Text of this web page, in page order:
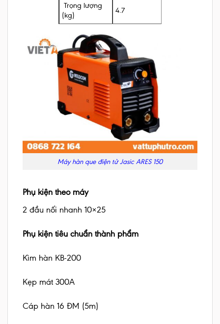
Trọng lượng
(kg)
4.7
Máy hàn que điện tử Jasic ARES 150
Phụ kiện theo máy
2 đầu nối nhanh 10×25
Phụ kiện tiêu chuẩn thành phẩm
Kìm hàn KB-200
Kẹp mát 300A
Cáp hàn 16 ĐM (5m)